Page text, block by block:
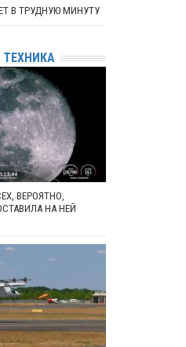
В ТРУДНУЮ МИНУТУ
ВЕРОЯТНО,
НА НЕЙ